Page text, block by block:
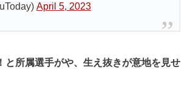
April 5, 2023
と所属選手がや、生え抜きが意地を見せ